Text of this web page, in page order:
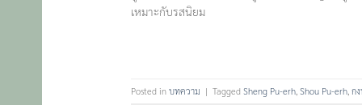
เหมาะกับรสนิยม
Posted in บทความ | Tagged Sheng Pu-erh Shou Pu-erh ก